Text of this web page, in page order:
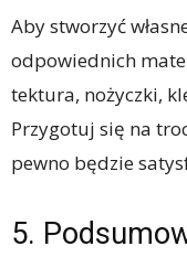
Aby stworzyć
odpowiednich
tektura, nożyczki,
Przygotuj się na
pewno będzie
5.